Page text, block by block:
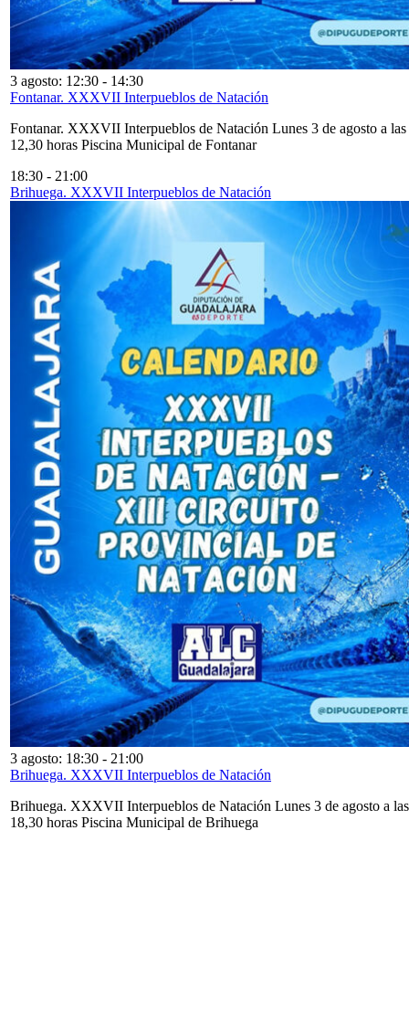
3 agosto: 12:30 - 14:30
Fontanar. XXXVII Interpueblos de Natación
Fontanar. XXXVII Interpueblos de Natación Lunes 3 de agosto a las
12,30 horas Piscina Municipal de Fontanar
18:30 - 21:00
Brihuega. XXXVII Interpueblos de Natación
3 agosto: 18:30 - 21:00
Brihuega. XXXVII Interpueblos de Natación
Brihuega. XXXVII Interpueblos de Natación Lunes 3 de agosto a las
18,30 horas Piscina Municipal de Brihuega